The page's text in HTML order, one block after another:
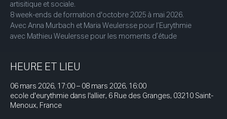
artisitique et sociale.
8 week-ends de formation d'octobre 2025 à mai 2026.
Avec Anna Murbach et Maria Weulersse pour l’Eurythmie
avec Mathieu Weulersse pour les moments d’étude
HEURE ET LIEU
06 mars 2026, 17:00 – 08 mars 2026, 16:00
ecole d'eurythmie dans l'allier, 6 Rue des Granges, 03210 Saint-
Menoux, France